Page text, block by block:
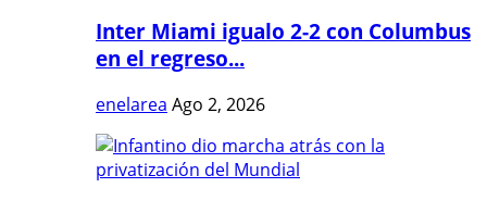
Inter Miami igualo 2-2 con Columbus
en el regreso...
enelarea Ago 2, 2026